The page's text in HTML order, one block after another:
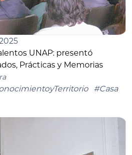
UNAP: presentó
Prácticas y Memorias
#Casa